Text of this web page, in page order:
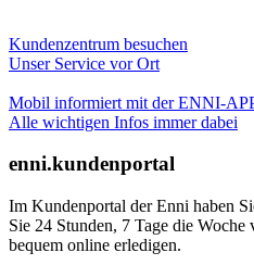
Kundenzentrum besuchen
Unser Service vor Ort
Mobil informiert mit der ENNI-
Alle wichtigen Infos immer dabei
enni.kundenportal
Im Kundenportal der Enni haben
Sie 24 Stunden, 7 Tage die
bequem online erledigen.